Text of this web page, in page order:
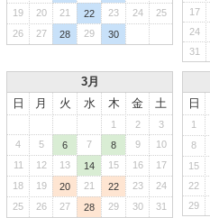
19
20 21 22 23 24
25
26
27 28 29 30
17
24
31
3月
日 月 火 水 木 金 土
1 2
3
4
5 6 7 8 9
10
11
12 13 14 15 16
17
18
19 20 21 22 23
24
25
26 27 28 29 30 31
日
1
8
15
22
29